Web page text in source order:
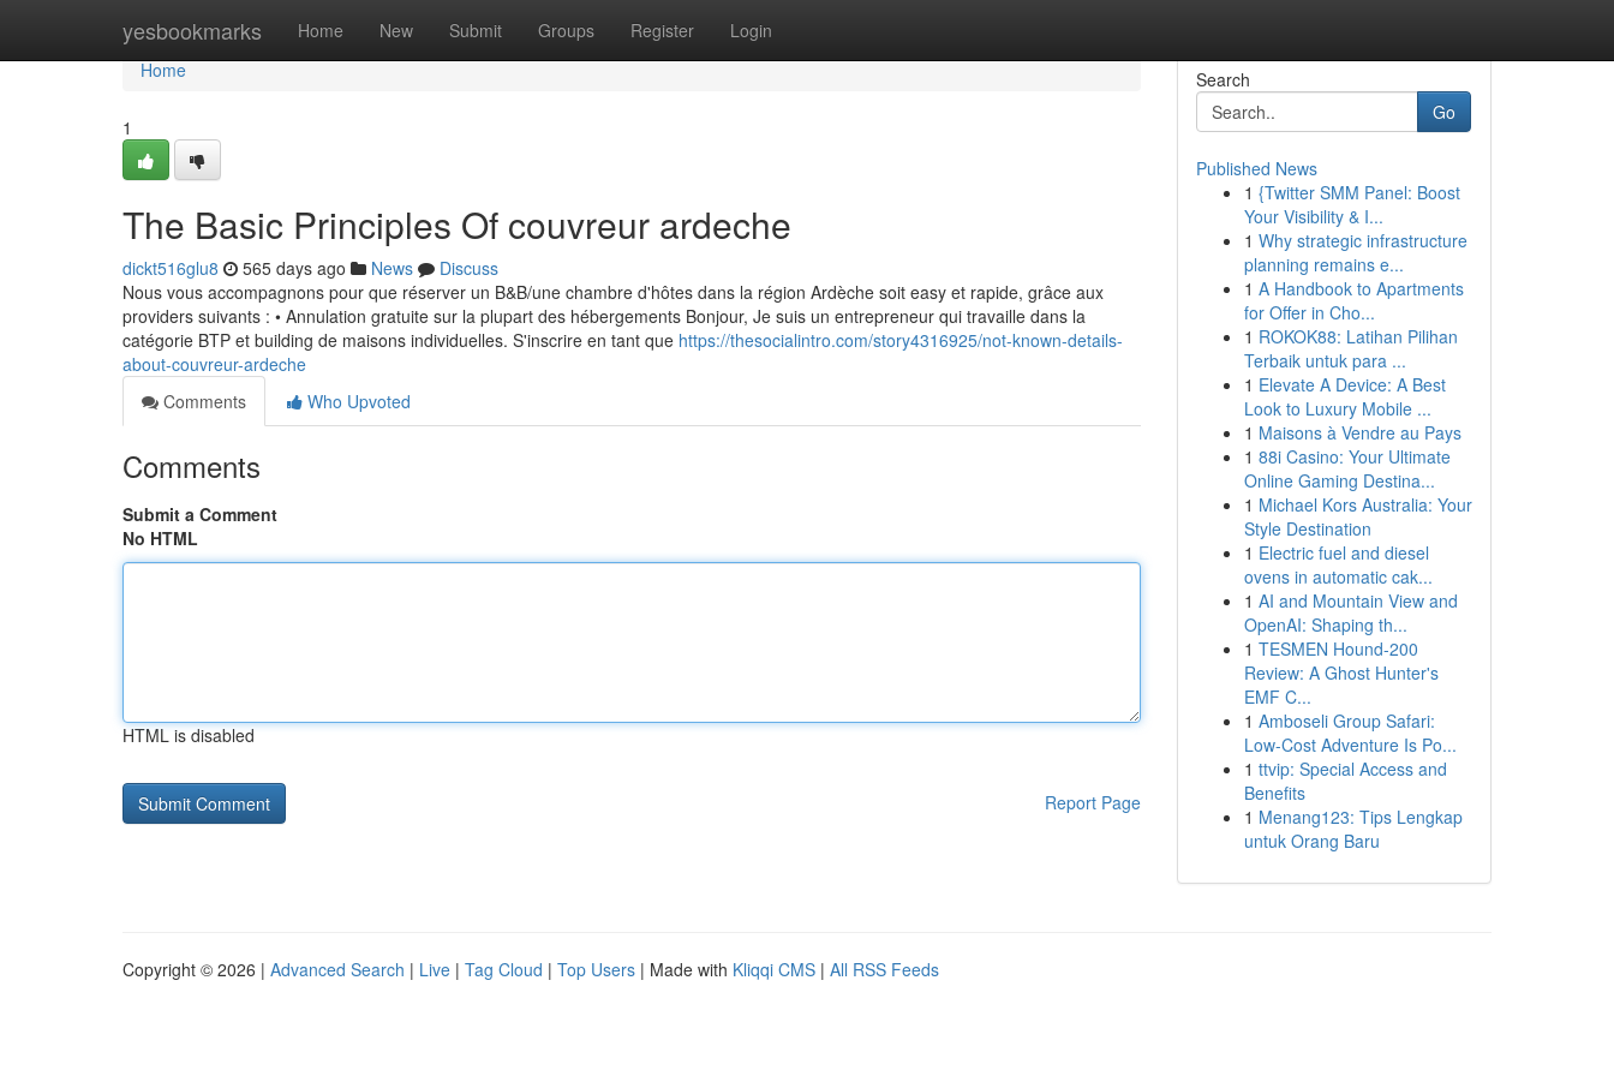
yesbookmarks Home New Submit Groups Register Login
Home
Home
1
The Basic Principles Of couvreur ardeche
dickt516glu8 565 days ago News
Discuss
Nous vous accompagnons pour que réserver un B&B/une chambre d'hôtes dans la région Ardèche soit easy et rapide, grâce aux
providers suivants : • Annulation gratuite sur la plupart des hébergements Bonjour, Je suis un entrepreneur qui travaille dans la
catégorie BTP et building de maisons individuelles. S'inscrire en tant que https://thesocialintro.com/story4316925/not-known-details-
about-couvreur-ardeche
Comments
Who Upvoted
Comments
Submit a Comment
No HTML
HTML is disabled
Report Page
Search
Go
Published News
1 {Twitter SMM Panel: Boost
Your Visibility & I...
1 Why strategic infrastructure
planning remains e...
1 A Handbook to Apartments
for Offer in Cho...
1 ROKOK88: Latihan Pilihan
Terbaik untuk para ...
1 Elevate A Device: A Best
Look to Luxury Mobile ...
1 Maisons à Vendre au Pays
1 88i Casino: Your Ultimate
Online Gaming Destina...
1 Michael Kors Australia: Your
Style Destination
1 Electric fuel and diesel
ovens in automatic cak...
1 AI and Mountain View and
OpenAI: Shaping th...
1 TESMEN Hound-200
Review: A Ghost Hunter's
EMF C...
1 Amboseli Group Safari:
Low-Cost Adventure Is Po...
1 ttvip: Special Access and
Benefits
1 Menang123: Tips Lengkap
untuk Orang Baru
Copyright © 2026 | Advanced Search | Live | Tag Cloud | Top Users | Made with Kliqqi CMS | All RSS Feeds